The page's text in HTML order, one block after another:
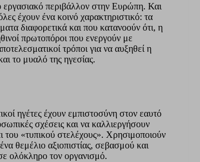
εργασιακό περιβάλλον στην Ευρώπη. Και
έχουν ένα κοινό χαρακτηριστικό: τα
διαφορετικά και που κατανοούν ότι, η
πρωτοπόροι που ενεργούν με
τρόποι για να αυξηθεί η
το μυαλό της ηγεσίας.
ηγέτες έχουν εμπιστοσύνη στον εαυτό
σχέσεις και να καλλιεργήσουν
του «τυπικού στελέχους». Χρησιμοποιούν
θεμέλιο αξιοπιστίας, σεβασμού και
ολόκληρο τον οργανισμό.